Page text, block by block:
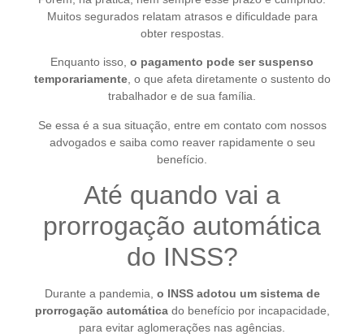
Muitos segurados relatam atrasos e dificuldade para
obter respostas.
Enquanto isso, o pagamento pode ser suspenso
temporariamente, o que afeta diretamente o sustento do
trabalhador e de sua família.
Se essa é a sua situação, entre em contato com nossos
advogados e saiba como reaver rapidamente o seu
benefício.
Até quando vai a
prorrogação automática
do INSS?
Durante a pandemia, o INSS adotou um sistema de
prorrogação automáticado benefício por incapacidade,
para evitar aglomerações nas agências.